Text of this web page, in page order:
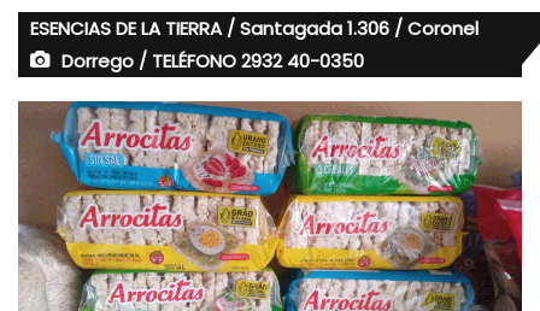
ESENCIAS DE LA TIERRA / Santagada 1.306 / Coronel
Dorrego / TELÉFONO 2932 40-0350